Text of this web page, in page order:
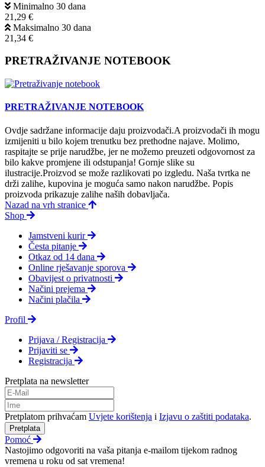
Minimalno 30 dana
21,29 €
Maksimalno 30 dana
21,34 €
PRETRAŽIVANJE NOTEBOOK
PRETRAŽIVANJE NOTEBOOK
Ovdje sadržane informacije daju proizvodači.A proizvodači ih mogu
izmijeniti u bilo kojem trenutku bez prethodne najave. Molimo,
raspitajte se prije narudžbe, jer ne možemo preuzeti odgovornost za
bilo kakve promjene ili odstupanja! Gornje slike su
ilustracije.Proizvod se može razlikovati po izgledu. Naša tvrtka ne
drži zalihe, kupovina je moguća samo nakon narudžbe. Popis
proizvoda prikazuje zalihe naših dobavljača.
Nazad na vrh stranice
Shop
Jamstveni kurir
Česta pitanje
Otkaz od 14 dana
Online rješavanje sporova
Obavijest o privatnosti
Načini prejema
Načini plačila
Profil
Prijava / Registracija
Prijaviti se
Registracija
Pretplata na newsletter
Pretplatom prihvaćam Uvjete korištenja i Izjavu o zaštiti podataka.
Pretplata
Pomoć
Nastojimo odgovoriti na vaša pitanja e-mailom tijekom radnog
vremena u roku od sat vremena!